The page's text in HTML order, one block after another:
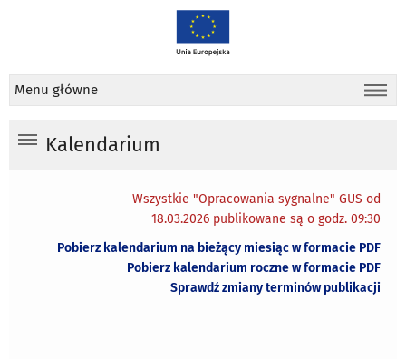
Menu główne
Kalendarium
Wszystkie "Opracowania sygnalne" GUS od
18.03.2026 publikowane są o godz. 09:30
Pobierz kalendarium na bieżący miesiąc w formacie PDF
Pobierz kalendarium roczne w formacie PDF
Sprawdź zmiany terminów publikacji